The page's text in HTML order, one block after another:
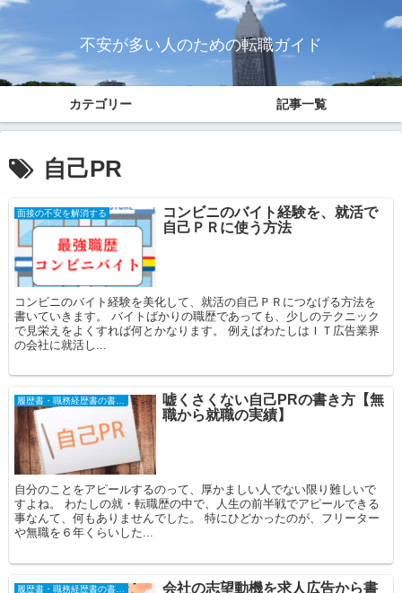
不安が多い人のための転職ガイド
カテゴリー 記事一覧
自己PR
面接の不安を解消する
コンビニのバイト経験を、就活で
自己ＰＲに使う方法
コンビニのバイト経験を美化して、就活の自己ＰＲにつなげる方法を
書いていきます。 バイトばかりの職歴であっても、少しのテクニック
で見栄えをよくすれば何とかなります。 例えばわたしはＩＴ広告業界
の会社に就活し...
履歴書・職務経歴書の書き方
嘘くさくない自己PRの書き方【無
職から就職の実績】
自分のことをアピールするのって、厚かましい人でない限り難しいで
すよね。 わたしの就・転職歴の中で、人生の前半戦でアピールできる
事なんて、何もありませんでした。 特にひどかったのが、フリーター
や無職を６年くらいした...
会社の志望動機を求人広告から書